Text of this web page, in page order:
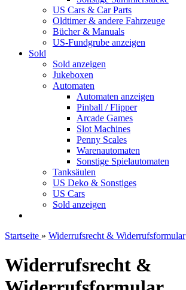
US Cars & Car Parts
Oldtimer & andere Fahrzeuge
Bücher & Manuals
US-Fundgrube anzeigen
Sold
Sold anzeigen
Jukeboxen
Automaten
Automaten anzeigen
Pinball / Flipper
Arcade Games
Slot Machines
Penny Scales
Warenautomaten
Sonstige Spielautomaten
Tanksäulen
US Deko & Sonstiges
US Cars
Sold anzeigen
Startseite » Widerrufsrecht & Widerrufsformular
Widerrufsrecht &